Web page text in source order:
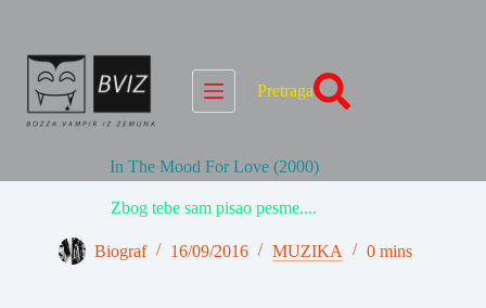
Pretraga
In The Mood For Love (2000)
Zbog tebe sam pisao pesme....
Biograf 16/09/2016 MUZIKA 0 mins